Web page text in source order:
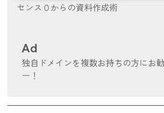
センス０からの資料作成術
Ad
独自ドメインを複数お持ちの方にお
ー！